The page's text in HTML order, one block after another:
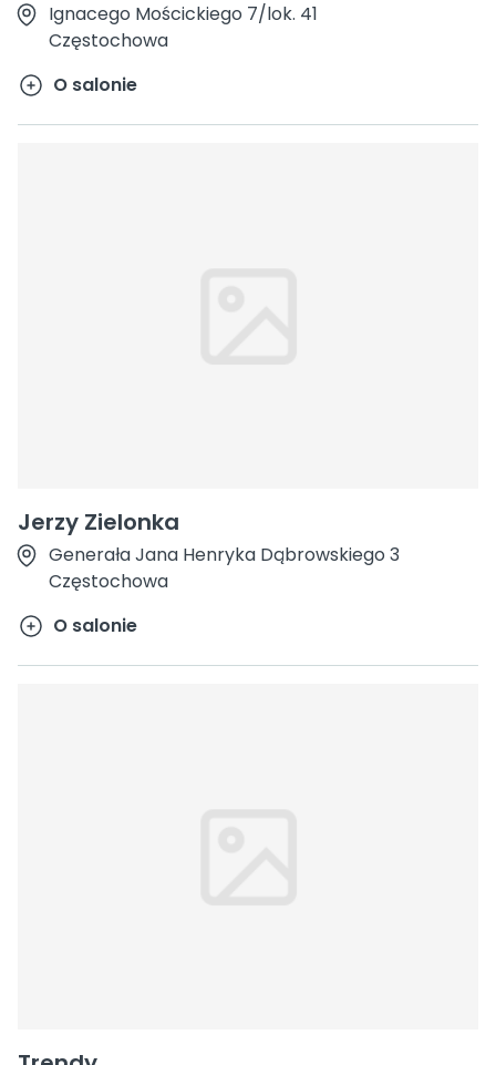
Ignacego Mościckiego 7/lok. 41
Częstochowa
O salonie
Jerzy Zielonka
Generała Jana Henryka Dąbrowskiego 3
Częstochowa
O salonie